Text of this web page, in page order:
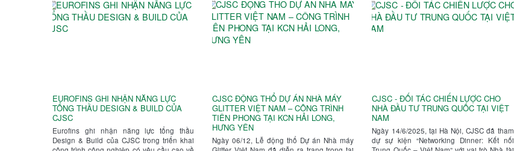
EUROFINS GHI NHẬN NĂNG LỰC
TỔNG THẦU DESIGN & BUILD CỦA
CJSC
Eurofins ghi nhận năng lực tổng thầu
Design & Build của CJSC trong triển khai
CJSC ĐỘNG THỔ DỰ ÁN NHÀ MÁY
GLITTER VIỆT NAM – CÔNG TRÌNH
TIÊN PHONG TẠI KCN HẢI LONG,
HƯNG YÊN
Ngày 06/12, Lễ động thổ Dự án Nhà máy
CJSC - ĐỐI TÁC CHIẾN LƯỢC CHO
NHÀ ĐẦU TƯ TRUNG QUỐC TẠI VIỆT
NAM
Ngày 14/6/2025, tại Hà Nội, CJSC đã tham
dự sự kiện “Networking Dinner: Kết nối